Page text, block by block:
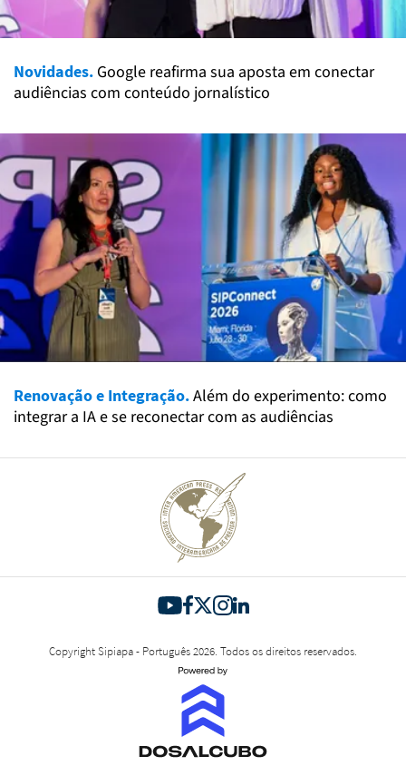
Novidades. Google reafirma sua aposta em conectar
audiências com conteúdo jornalístico
Renovação e Integração.Além do experimento: como
integrar a IA e se reconectar com as audiências
Copyright Sipiapa - Português 2026. Todos os direitos reservados.